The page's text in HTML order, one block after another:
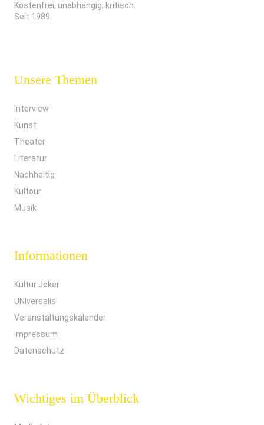
Kostenfrei, unabhängig, kritisch.
Seit 1989.
Unsere Themen
Interview
Kunst
Theater
Literatur
Nachhaltig
Kultour
Musik
Informationen
Kultur Joker
UNIversalis
Veranstaltungskalender
Impressum
Datenschutz
Wichtiges im Überblick